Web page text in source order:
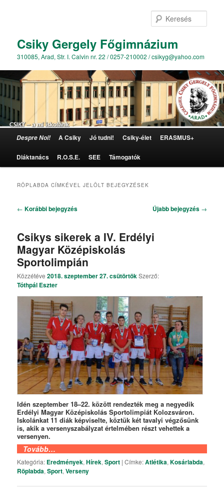
Csiky Gergely Főgimnázium
310085, Arad, Str. I. Calvin nr. 22 / 0257-210002 / csikyg@yahoo.com
Tovább az elsődleges tartalomra
Tovább a másodlagos tartalomra
Despre Noi! A Csiky Jó tudni! Csiky-élet ERASMUS+
Diáktanács R.O.S.E. SEE Támogatók
RÖPLABDA CÍMKÉVEL JELÖLT BEJEGYZÉSEK
Bejegyzés navigáció
← Korábbi bejegyzés Újabb bejegyzés →
Csikys sikerek a IV. Erdélyi
Magyar Középiskolás
Sportolimpián
Közzétéve2018. szeptember 27. csütörtökSzerző:
Tóthpál Eszter
Idén szeptember 18–22. között rendezték meg a negyedik
Erdélyi Magyar Középiskolás Sportolimpiát Kolozsváron.
Iskolánkat 11 diák képviselte, köztük két tavalyi végzősünk
is, akik a versenyszabályzat értelmében részt vehettek a
versenyen.
Tovább…
Kategória: Eredmények,Hírek,Sport |Címke:Atlétika,Kosárlabda,
Röplabda,Sport,Verseny